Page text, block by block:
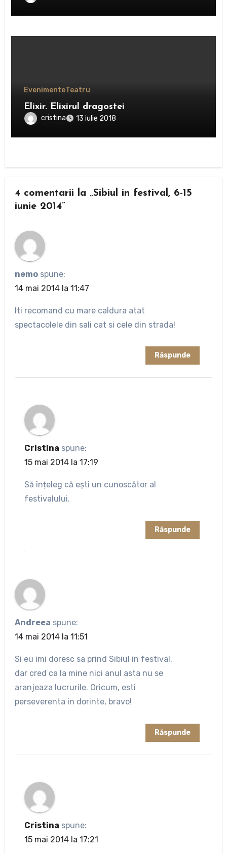
EvenimenteTeatru
Elixir. Elixirul dragostei
cristina 13 iulie 2018
4 comentarii la „Sibiul in festival, 6-15
iunie 2014”
nemo spune:
14 mai 2014 la 11:47
Iti recomand cu mare caldura atat
spectacolele din sali cat si cele din strada!
Răspunde
Cristina spune:
15 mai 2014 la 17:19
Să înțeleg că ești un cunoscător al
festivalului.
Răspunde
Andreea spune:
14 mai 2014 la 11:51
Si eu imi doresc sa prind Sibiul in festival,
dar cred ca la mine nici anul asta nu se
aranjeaza lucrurile. Oricum, esti
perseverenta in dorinte, bravo!
Răspunde
Cristina spune:
15 mai 2014 la 17:21